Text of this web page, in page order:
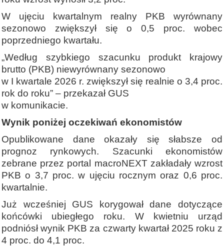
W ujęciu kwartalnym realny PKB wyrównany
sezonowo zwiększył się o 0,5 proc. wobec
poprzedniego kwartału.
„Według szybkiego szacunku produkt krajowy
brutto (PKB) niewyrównany sezonowo
w I kwartale 2026 r. zwiększył się realnie o 3,4 proc.
rok do roku” – przekazał GUS
w komunikacie.
Wynik poniżej oczekiwań ekonomistów
Opublikowane dane okazały się słabsze od
prognoz rynkowych. Szacunki ekonomistów
zebrane przez portal macroNEXT zakładały wzrost
PKB o 3,7 proc. w ujęciu rocznym oraz 0,6 proc.
kwartalnie.
Już wcześniej GUS korygował dane dotyczące
końcówki ubiegłego roku. W kwietniu urząd
podniósł wynik PKB za czwarty kwartał 2025 roku z
4 proc. do 4,1 proc.